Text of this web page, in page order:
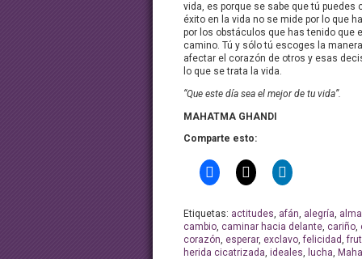
vida, es porque se sabe que tú puedes
éxito en la vida no se mide por lo que
por los obstáculos que has tenido que
camino. Tú y sólo tú escoges la
afectar el corazón de otros y esas
lo que se trata la vida.
“Que este día sea el mejor de tu vida”.
MAHATMA GHANDI
Comparte esto:
Etiquetas: actitudes, afán, alegría, alma
cambio, caminar hacia delante, cariño,
corazón, esperar, exclavo,felicidad,
herida cicatrizada, ideales, lucha,